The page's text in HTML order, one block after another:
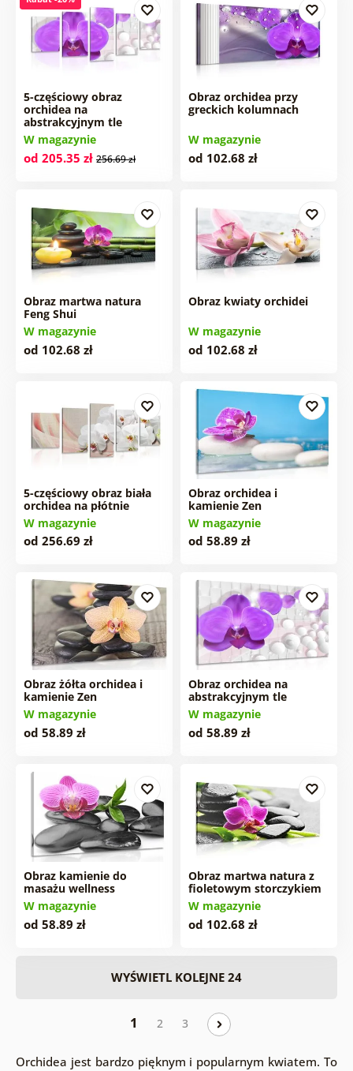
5-częściowy obraz
orchidea na
abstrakcyjnym tle
W magazynie
od 205.35 zł 256.69 zł
Obraz orchidea przy
greckich kolumnach
W magazynie
od 102.68 zł
Obraz martwa natura
Feng Shui
W magazynie
od 102.68 zł
Obraz kwiaty orchidei
W magazynie
od 102.68 zł
5-częściowy obraz biała
orchidea na płótnie
W magazynie
od 256.69 zł
Obraz orchidea i
kamienie Zen
W magazynie
od 58.89 zł
Obraz żółta orchidea i
kamienie Zen
W magazynie
od 58.89 zł
Obraz orchidea na
abstrakcyjnym tle
W magazynie
od 58.89 zł
Obraz kamienie do
masażu wellness
W magazynie
od 58.89 zł
Obraz martwa natura z
fioletowym storczykiem
W magazynie
od 102.68 zł
WYŚWIETL KOLEJNE 24
1 2 3
Orchidea jest bardzo pięknym i popularnym kwiatem. To